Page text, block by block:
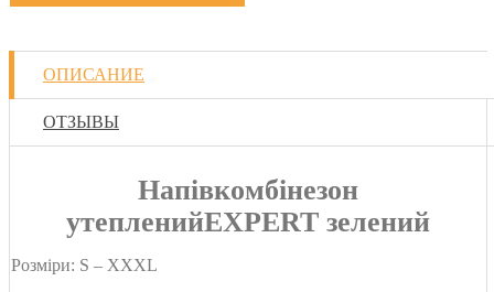
ОПИСАНИЕ
ОТЗЫВЫ
Напівкомбінезон
утепленийEXPERT зелений
Розміри: S – XXXL